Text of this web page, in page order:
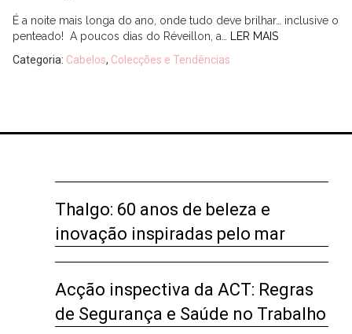
É a noite mais longa do ano, onde tudo deve brilhar… inclusive o
penteado! A poucos dias do Réveillon, a…
LER MAIS
Categoria: Cabelos, Colecções e Tendências
Thalgo: 60 anos de beleza e
inovação inspiradas pelo mar
Acção inspectiva da ACT: Regras
de Segurança e Saúde no Trabalho